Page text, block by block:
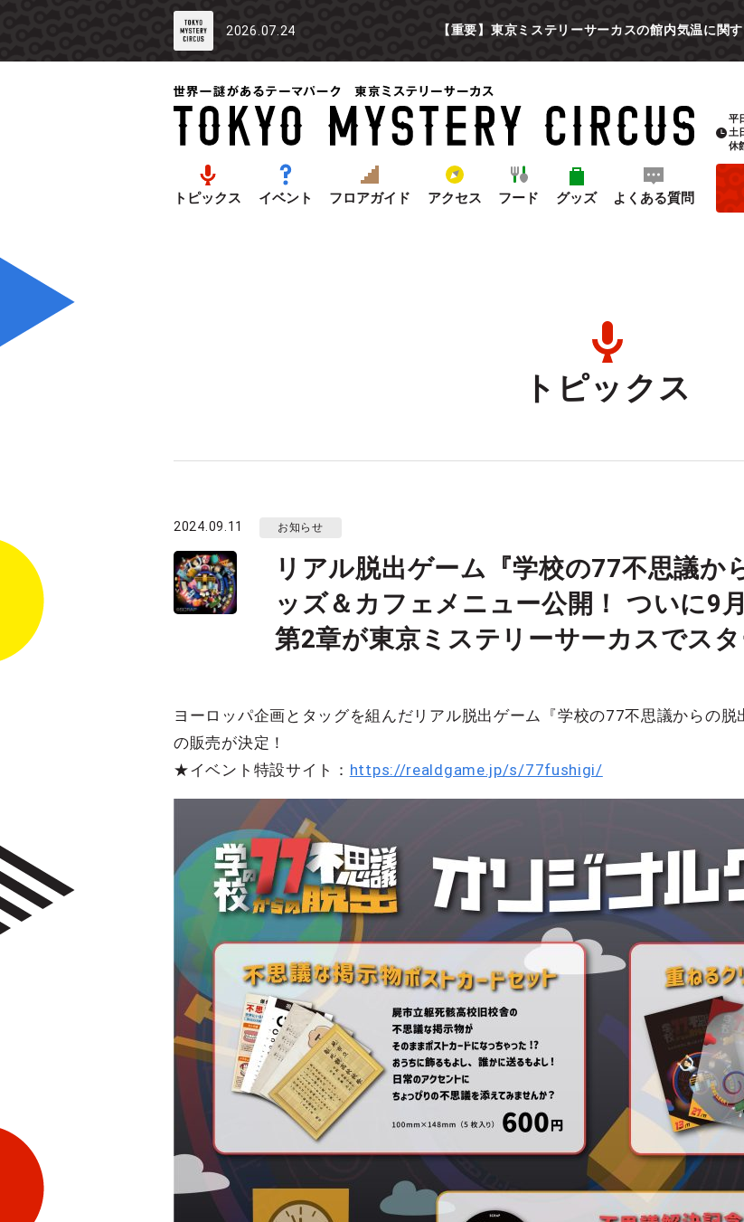
2026.07.24 【重要】東京ミステリーサーカスの館内気温に関
トピックス イベント フロアガイド アクセス フード グッズ よくある質問
平
土
休
トピックス
2024.09.11 お知らせ
リアル脱出ゲーム『学校の77不思議か
ッズ＆カフェメニュー公開！ ついに9
第2章が東京ミステリーサーカスでスタ
ヨーロッパ企画とタッグを組んだリアル脱出ゲーム『学校の77不思議からの
の販売が決定！
★イベント特設サイト： https://realdgame.jp/s/77fushigi/